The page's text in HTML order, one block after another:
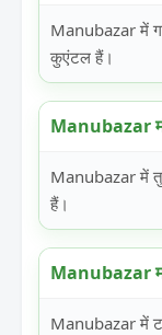
Manubazar में
कुएंटल हैं।
Manubazar
Manubazar में
हैं।
Manubazar
Manubazar में